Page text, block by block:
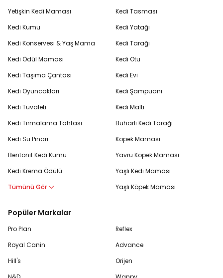
Yetişkin Kedi Maması
Kedi Kumu
Kedi Konservesi & Yaş Mama
Kedi Ödül Maması
Kedi Taşıma Çantası
Kedi Oyuncakları
Kedi Tuvaleti
Kedi Tırmalama Tahtası
Kedi Su Pınarı
Bentonit Kedi Kumu
Kedi Krema Ödülü
Tümünü Gör
Kedi Tasması
Kedi Yatağı
Kedi Tarağı
Kedi Otu
Kedi Evi
Kedi Şampuanı
Kedi Maltı
Buharlı Kedi Tarağı
Köpek Maması
Yavru Köpek Maması
Yaşlı Kedi Maması
Yaşlı Köpek Maması
Popüler Markalar
Pro Plan
Royal Canin
Hill's
Reflex
Advance
Orijen